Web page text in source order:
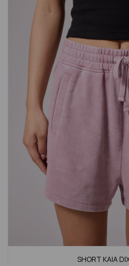
SHORT KAIA